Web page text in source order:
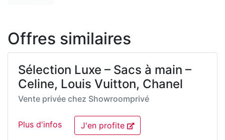
Offres similaires
Sélection Luxe – Sacs à main –
Celine, Louis Vuitton, Chanel
Vente privée chez Showroomprivé
Plus d'infos J'en profite